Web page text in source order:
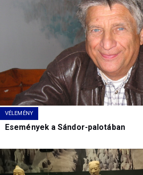
VÉLEMÉNY
Események a Sándor-palotában